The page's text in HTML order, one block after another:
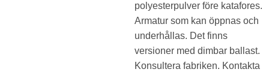
polyesterpulver före katafores.
Armatur som kan öppnas och
underhållas. Det finns
versioner med dimbar ballast.
Konsultera fabriken. Kontakta